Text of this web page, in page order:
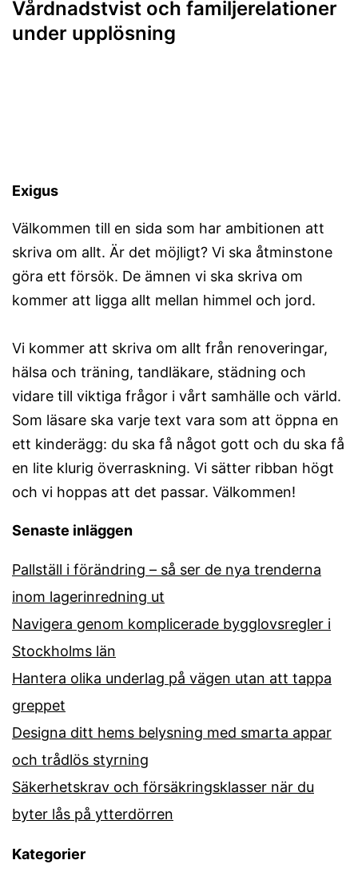
Vårdnadstvist och familjerelationer
under upplösning
Exigus
Välkommen till en sida som har ambitionen att
skriva om allt. Är det möjligt? Vi ska åtminstone
göra ett försök. De ämnen vi ska skriva om
kommer att ligga allt mellan himmel och jord.
Vi kommer att skriva om allt från renoveringar,
hälsa och träning, tandläkare, städning och
vidare till viktiga frågor i vårt samhälle och värld.
Som läsare ska varje text vara som att öppna en
ett kinderägg: du ska få något gott och du ska få
en lite klurig överraskning. Vi sätter ribban högt
och vi hoppas att det passar. Välkommen!
Senaste inläggen
Pallställ i förändring – så ser de nya trenderna
inom lagerinredning ut
Navigera genom komplicerade bygglovsregler i
Stockholms län
Hantera olika underlag på vägen utan att tappa
greppet
Designa ditt hems belysning med smarta appar
och trådlös styrning
Säkerhetskrav och försäkringsklasser när du
byter lås på ytterdörren
Kategorier